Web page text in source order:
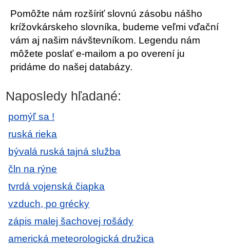
Pomôžte nám rozšíriť slovnú zásobu nášho
krížovkárskeho slovníka, budeme veľmi vďační
vám aj našim návštevníkom. Legendu nám
môžete poslať e-mailom a po overení ju
pridáme do našej databázy.
Naposledy hľadané:
pomýľ sa !
ruská rieka
bývalá ruská tajná služba
čln na rýne
tvrdá vojenská čiapka
vzduch, po grécky
zápis malej šachovej rošády
americká meteorologická družica